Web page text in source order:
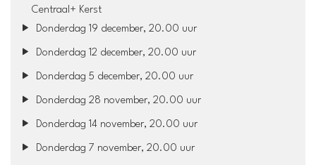
Centraal+ Kerst
Donderdag 19 december, 20.00 uur
Donderdag 12 december, 20.00 uur
Donderdag 5 december, 20.00 uur
Donderdag 28 november, 20.00 uur
Donderdag 14 november, 20.00 uur
Donderdag 7 november, 20.00 uur